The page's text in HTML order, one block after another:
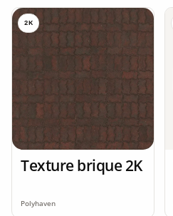
2K
Texture brique 2K
Polyhaven